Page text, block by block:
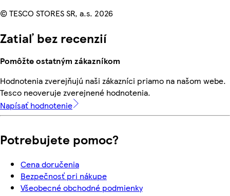
© TESCO STORES SR, a.s. 2026
Zatiaľ bez recenzií
Pomôžte ostatným zákazníkom
Hodnotenia zverejňujú naši zákazníci priamo na našom webe.
Tesco neoveruje zverejnené hodnotenia.
Napísať hodnotenie
Potrebujete pomoc?
Cena doručenia
Bezpečnosť pri nákupe
Všeobecné obchodné podmienky